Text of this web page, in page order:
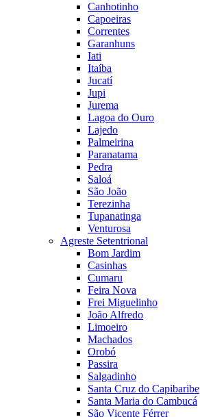
Canhotinho
Capoeiras
Correntes
Garanhuns
Iati
Itaíba
Jucatí
Jupi
Jurema
Lagoa do Ouro
Lajedo
Palmeirina
Paranatama
Pedra
Saloá
São João
Terezinha
Tupanatinga
Venturosa
Agreste Setentrional
Bom Jardim
Casinhas
Cumaru
Feira Nova
Frei Miguelinho
João Alfredo
Limoeiro
Machados
Orobó
Passira
Salgadinho
Santa Cruz do Capibaribe
Santa Maria do Cambucá
São Vicente Férrer